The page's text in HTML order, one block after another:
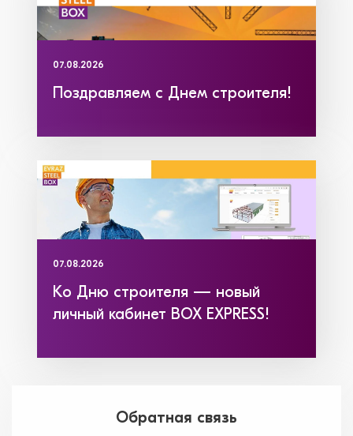
07.08.2026
Поздравляем с Днем строителя!
07.08.2026
Ко Дню строителя — новый
личный кабинет BOX EXPRESS!
Обратная связь